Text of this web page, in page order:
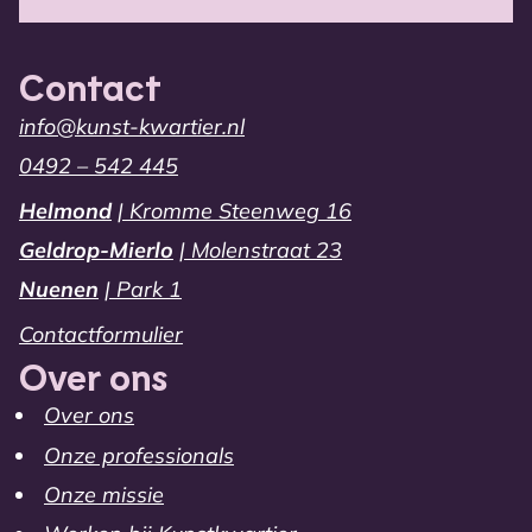
Contact
info@kunst-kwartier.nl
0492 – 542 445
Helmond | Kromme Steenweg 16
Geldrop-Mierlo | Molenstraat 23
Nuenen | Park 1
Contactformulier
Over ons
Over ons
Onze professionals
Onze missie